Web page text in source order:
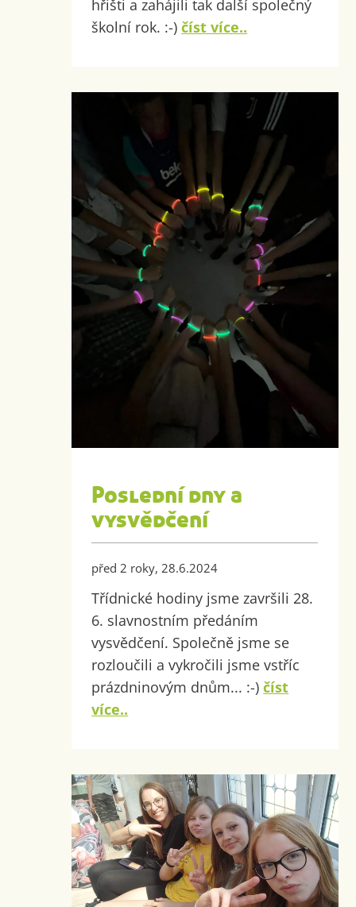
hřišti a zahájili tak další společný
školní rok. :-)číst více..
Poslední dny a
vysvědčení
před 2 roky, 28.6.2024
Třídnické hodiny jsme završili 28.
6. slavnostním předáním
vysvědčení. Společně jsme se
rozloučili a vykročili jsme vstříc
prázdninovým dnům... :-)číst
více..